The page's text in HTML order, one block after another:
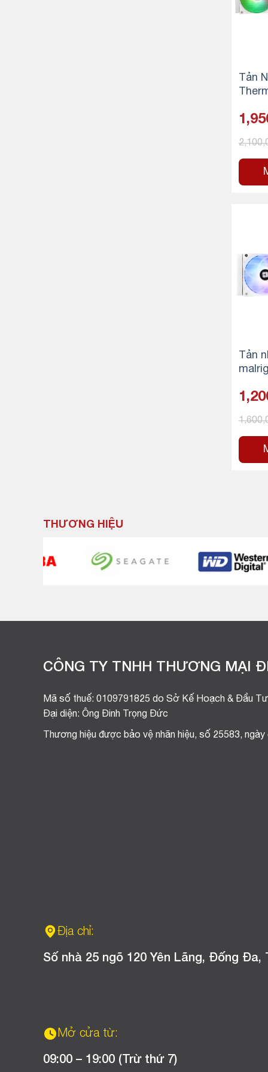
Tản
ARGB
Tản
THƯƠNG HIỆU
CÔNG TY TNHH THƯƠNG MẠI
Mã số thuế: 0109791825 do Sở Kế Hoạch & Đầu
Đại diện: Ông Đinh Trọng Đức
Thương hiệu được bảo vệ nhãn hiệu, số 25583,
Địa chỉ:
Số nhà 25 ngõ 120 Yên Lãng, Đống Đa,
Mở cửa từ:
09:00 – 19:00 (Trừ thứ 7)